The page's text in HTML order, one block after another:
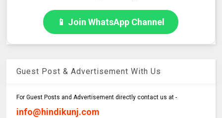
📱 Join WhatsApp Channel
Guest Post & Advertisement With Us
For Guest Posts and Advertisement directly contact us at -
info@hindikunj.com